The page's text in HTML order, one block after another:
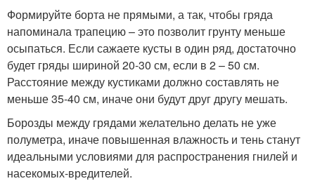
Формируйте борта не прямыми, а так, чтобы гряда
напоминала трапецию – это позволит грунту меньше
осыпаться. Если сажаете кусты в один ряд, достаточно
будет гряды шириной 20-30 см, если в 2 – 50 см.
Расстояние между кустиками должно составлять не
меньше 35-40 см, иначе они будут друг другу мешать.
Борозды между грядами желательно делать не уже
полуметра, иначе повышенная влажность и тень станут
идеальными условиями для распространения гнилей и
насекомых-вредителей.